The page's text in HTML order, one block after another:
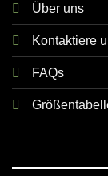
Über uns
Kontaktiere
FAQs